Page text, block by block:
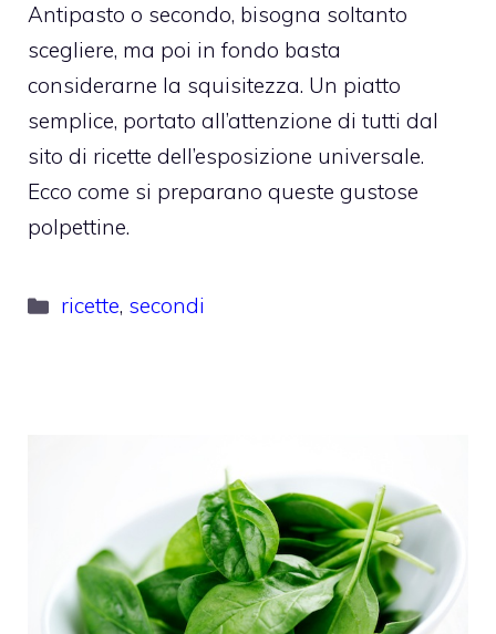
Antipasto o secondo, bisogna soltanto
scegliere, ma poi in fondo basta
considerarne la squisitezza. Un piatto
semplice, portato all’attenzione di tutti dal
sito di ricette dell’esposizione universale.
Ecco come si preparano queste gustose
polpettine.
Categorie
ricette, secondi